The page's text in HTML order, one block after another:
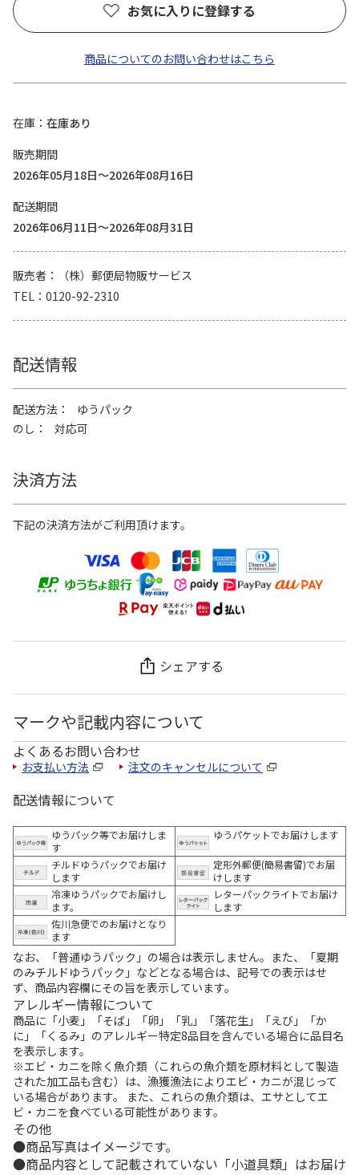
お気に入りに登録する
商品についてのお問い合わせはこちら
在庫
在庫あり
販売期間
2026年05月18日～2026年08月16日
配送期間
2026年06月11日～2026年08月31日
販売者
（株）郵便局物販サービス
TEL
0120-92-2310
配送情報
配送方法
ゆうパック
のし
対応可
決済方法
下記の決済方法がご利用頂けます。
シェアする
マークや記載内容について
よくあるお問い合わせ
お支払い方法 注文のキャンセルについて
配送情報について
ゆうパック等でお届けしま
す
ゆうパケットでお届けします
チルドゆうパックでお届け
します
定形外郵便(簡易書留)でお届
けします
冷凍ゆうパックでお届けし
ます。
レターパックライトでお届け
します
佐川急便でのお届けとなり
ます
なお、「普通ゆうパック」の場合は表示しません。また、「夏期
のみチルドゆうパック」などとなる場合は、記号での表示はせ
ず、商品内容欄にその旨を表示しています。
アレルギー情報について
商品に「小麦」「そば」「卵」「乳」「落花生」「えび」「か
に」「くるみ」のアレルギー特定8品目を含んでいる場合に品目名
を表示します。
※エビ・カニを除く魚介類（これらの魚介類を原材料として製造
された加工品も含む）は、漁獲漁法によりエビ・カニが混じって
いる場合があります。 また、これらの魚介類は、エサとしてエ
ビ・カニを食べている可能性があります。
その他
商品写真はイメージです。
商品内容として記載されていない「小道具類」はお届け